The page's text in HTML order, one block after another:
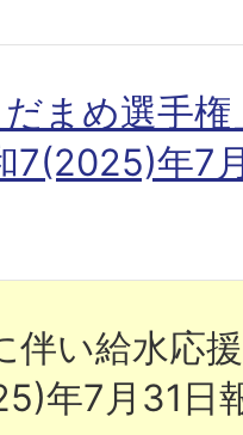
だまめ選手
7(2025)年7
伴い給水応
年7月31日